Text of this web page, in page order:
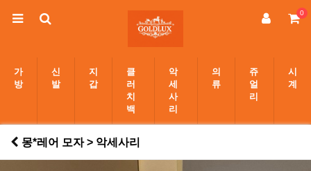
0
가
방
신
발
지
갑
클
러
치
백
악
세
사
리
의
류
쥬
얼
리
시
계
몽*레어 모자 > 악세사리